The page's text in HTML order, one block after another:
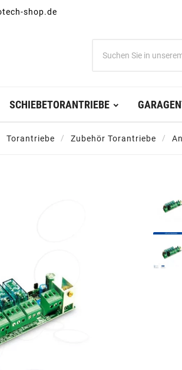
shop.de
SCHIEBETORANTRIEBE
Torantriebe Zubehör Torantriebe